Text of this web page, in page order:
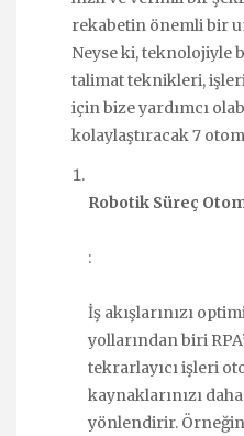
rekabetin önemli bir
Neyse ki, teknolojiyle
talimat teknikleri,
için bize yardımcı
kolaylaştıracak 7
Robotik Süreç
:
İş akışlarınızı
yollarından biri
tekrarlayıcı işleri
kaynaklarınızı
yönlendirir.